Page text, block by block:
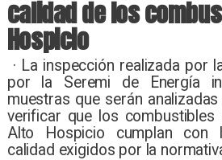
calidad de los
Hospicio
· La inspección realizada por
por la Seremi de Energía
muestras que serán
verificar que los combustibles
Alto Hospicio cumplan con
calidad exigidos por la